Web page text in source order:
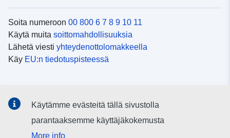
Soita numeroon 00 800 6 7 8 9 10 11
Käytä muita soittomahdollisuuksia
Lähetä viesti yhteydenottolomakkeella
Käy EU:n tiedotuspisteessä
sosiaalisessa mediassa
Käytämme evästeitä tällä sivustolla
parantaaksemme käyttäjäkokemusta
More info